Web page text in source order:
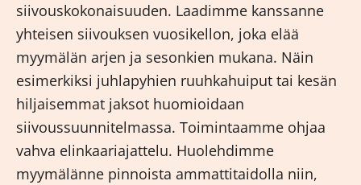
siivouskokonaisuuden. Laadimme kanssanne
yhteisen siivouksen vuosikellon, joka elää
myymälän arjen ja sesonkien mukana. Näin
esimerkiksi juhlapyhien ruuhkahuiput tai kesän
hiljaisemmat jaksot huomioidaan
siivoussuunnitelmassa. Toimintaamme ohjaa
vahva elinkaariajattelu. Huolehdimme
myymälänne pinnoista ammattitaidolla niin,